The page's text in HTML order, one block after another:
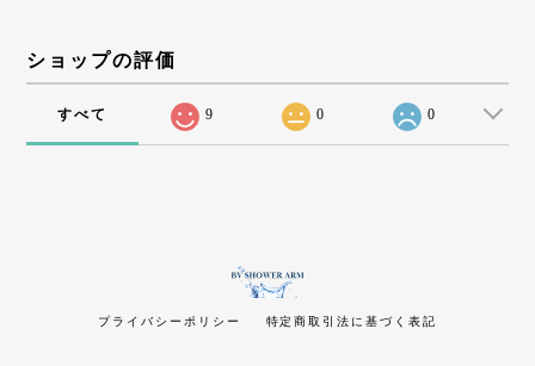
ショップの評価
すべて 9 0 0
プライバシーポリシー 特定商取引法に基づく表記